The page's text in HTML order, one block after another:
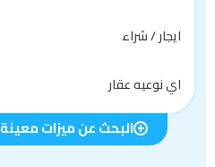
ايجار / شراء
اي نوعيه عقار
البحث عن ميزات معينة